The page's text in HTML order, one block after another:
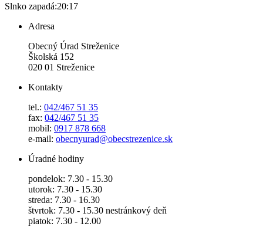
Slnko zapadá:20:17
Adresa
Obecný Úrad Streženice
Školská 152
020 01 Streženice
Kontakty
tel.: 042/467 51 35
fax: 042/467 51 35
mobil: 0917 878 668
e-mail: obecnyurad@obecstrezenice.sk
Úradné hodiny
pondelok: 7.30 - 15.30
utorok: 7.30 - 15.30
streda: 7.30 - 16.30
štvrtok: 7.30 - 15.30 nestránkový deň
piatok: 7.30 - 12.00